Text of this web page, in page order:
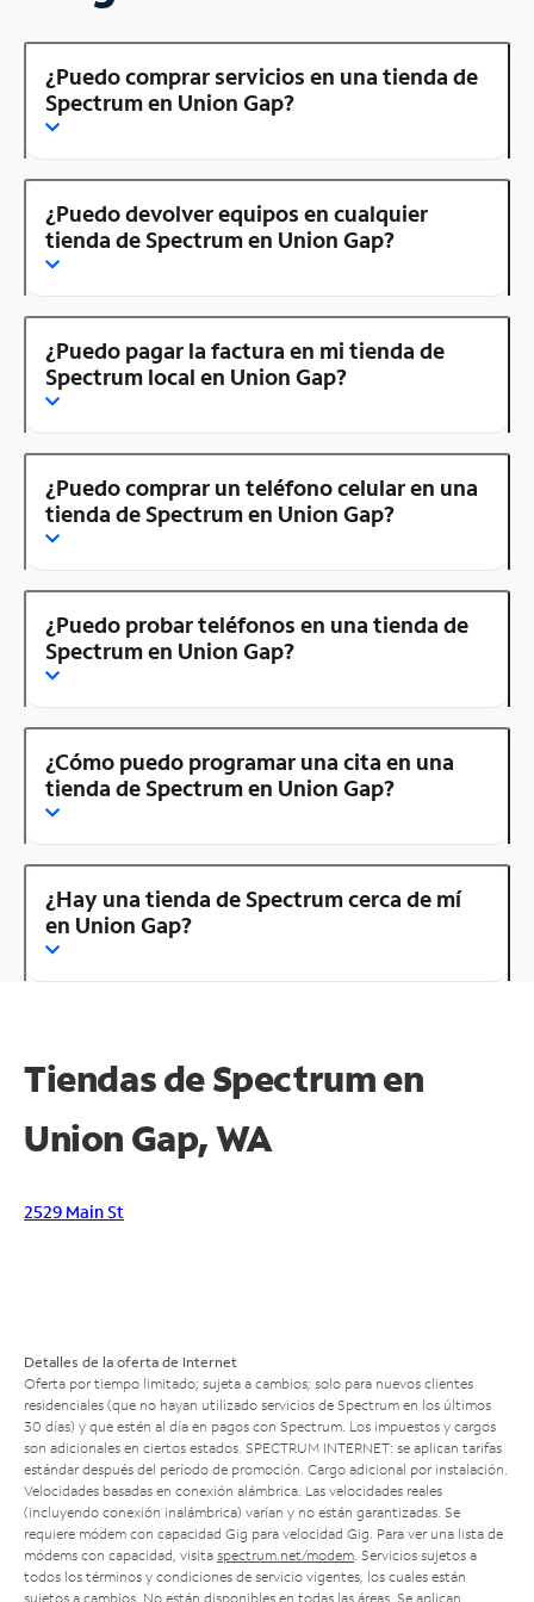
¿Puedo comprar servicios en una tienda de
Spectrum en Union Gap?
¿Puedo devolver equipos en cualquier
tienda de Spectrum en Union Gap?
¿Puedo pagar la factura en mi tienda de
Spectrum local en Union Gap?
¿Puedo comprar un teléfono celular en una
tienda de Spectrum en Union Gap?
¿Puedo probar teléfonos en una tienda de
Spectrum en Union Gap?
¿Cómo puedo programar una cita en una
tienda de Spectrum en Union Gap?
¿Hay una tienda de Spectrum cerca de mí
en Union Gap?
Tiendas de Spectrum en
Union Gap, WA
2529 Main St
Detalles de la oferta de Internet
Oferta por tiempo limitado; sujeta a cambios; solo para nuevos clientes
residenciales (que no hayan utilizado servicios de Spectrum en los últimos
30 días) y que estén al día en pagos con Spectrum. Los impuestos y cargos
son adicionales en ciertos estados. SPECTRUM INTERNET: se aplican tarifas
estándar después del período de promoción. Cargo adicional por instalación.
Velocidades basadas en conexión alámbrica. Las velocidades reales
(incluyendo conexión inalámbrica) varían y no están garantizadas. Se
requiere módem con capacidad Gig para velocidad Gig. Para ver una lista de
módems con capacidad, visita spectrum.net/modem . Servicios sujetos a
todos los términos y condiciones de servicio vigentes, los cuales están
sujetos a cambios. No están disponibles en todas las áreas. Se aplican